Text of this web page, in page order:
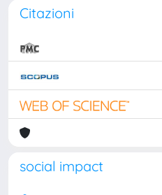
Citazioni
social impact